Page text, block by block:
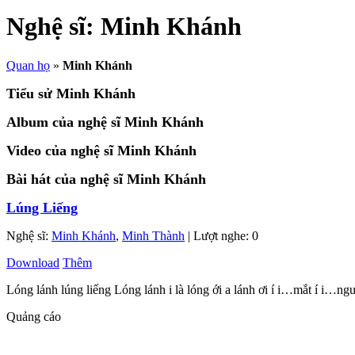
Nghệ sĩ: Minh Khánh
Quan họ » Minh Khánh
Tiểu sử Minh Khánh
Album của nghệ sĩ Minh Khánh
Video của nghệ sĩ Minh Khánh
Bài hát của nghệ sĩ Minh Khánh
Lúng Liếng
Nghệ sĩ: Minh Khánh, Minh Thành | Lượt nghe: 0
Download Thêm
Lóng lánh lúng liếng Lóng lánh i là lóng ới a lánh ơi í i…mắt í
Quảng cáo